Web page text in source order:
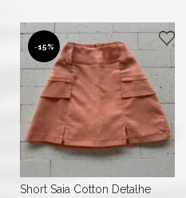
-15%
Short Saia Cotton Detalhe